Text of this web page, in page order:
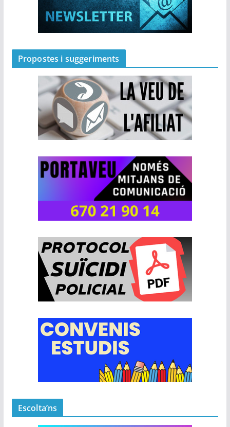
Propostes i suggeriments
Escolta’ns